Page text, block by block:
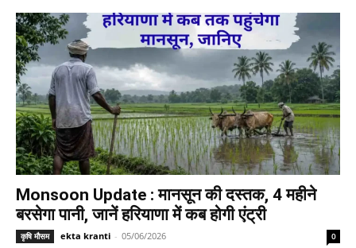
Monsoon Update : मानसून की दस्तक, 4 महीने
बरसेगा पानी, जानें हरियाणा में कब होगी एंट्री
कृषि मौसम ekta kranti - 05/06/2026 0